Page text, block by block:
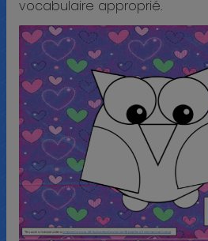
vocabulaire approprié.